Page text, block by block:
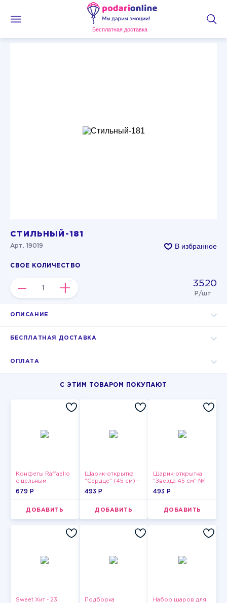
Бесплатная доставка
СТИЛЬНЫЙ-181
Арт. 19019 В избранное
СВОЕ КОЛИЧЕСТВО
– + 3520
Р/шт
ОПИСАНИЕ
БЕСПЛАТНАЯ ДОСТАВКА
ОПЛАТА
С ЭТИМ ТОВАРОМ ПОКУПАЮТ
Конфеты Raffaello
с цельным
миндальным
обсыпке 150 г
679 P
ДОБАВИТЬ
Шарик-открытка
"Сердце" (45 см) -
2
493 P
ДОБАВИТЬ
Шарик-открытка
"Звезда 45 см" №1
493 P
ДОБАВИТЬ
Sweet Хит - 23
Подборка
Набор шаров для